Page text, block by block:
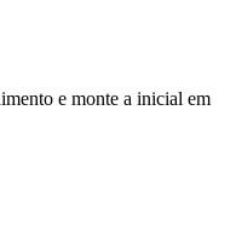
e monte a inicial em